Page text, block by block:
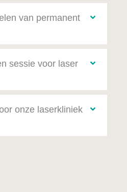
van permanent
sessie voor laser
onze laserkliniek